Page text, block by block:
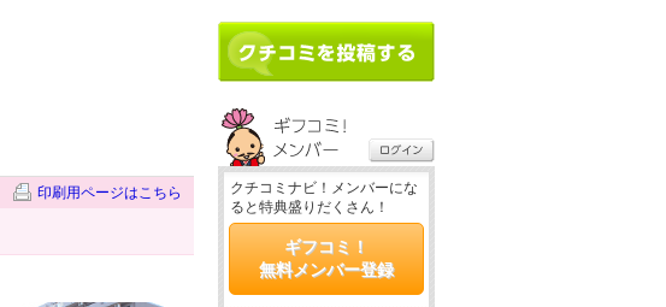
印刷用ページはこちら
クチコミナビ！メンバーにな
ると特典盛りだくさん！
ギフコミ！
無料メンバー登録